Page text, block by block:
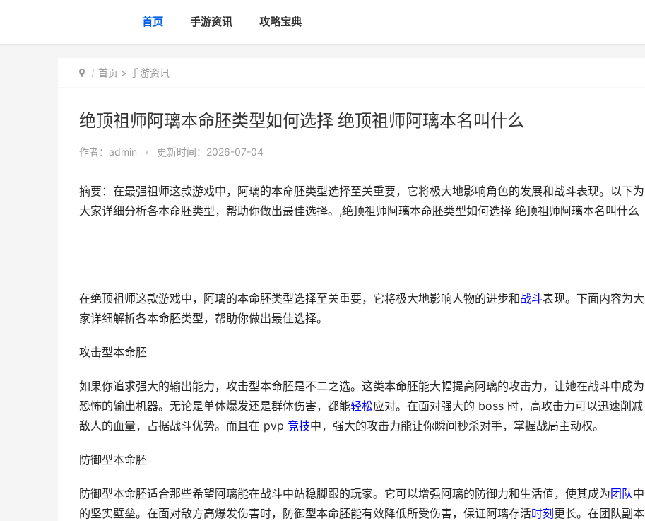
首页 手游资讯 攻略宝典
首页 > 手游资讯
绝顶祖师阿璃本命胚类型如何选择 绝顶祖师阿璃本名叫什么
作者： admin • 更新时间：2026-07-04
摘要：在最强祖师这款游戏中，阿璃的本命胚类型选择至关重要，它将极大地影响角色的发展和战斗表现。以下为
大家详细分析各本命胚类型，帮助你做出最佳选择。,绝顶祖师阿璃本命胚类型如何选择 绝顶祖师阿璃本名叫什么
在绝顶祖师这款游戏中，阿璃的本命胚类型选择至关重要，它将极大地影响人物的进步和战斗表现。下面内容为大
家详细解析各本命胚类型，帮助你做出最佳选择。
攻击型本命胚
如果你追求强大的输出能力，攻击型本命胚是不二之选。这类本命胚能大幅提高阿璃的攻击力，让她在战斗中成为
恐怖的输出机器。无论是单体爆发还是群体伤害，都能轻松应对。在面对强大的 boss 时，高攻击力可以迅速削减
敌人的血量，占据战斗优势。而且在 pvp 竞技中，强大的攻击力能让你瞬间秒杀对手，掌握战局主动权。
防御型本命胚
防御型本命胚适合那些希望阿璃能在战斗中站稳脚跟的玩家。它可以增强阿璃的防御力和生活值，使其成为团队中
的坚实壁垒。在面对敌方高爆发伤害时，防御型本命胚能有效降低所受伤害，保证阿璃存活时刻 更长。在团队副本